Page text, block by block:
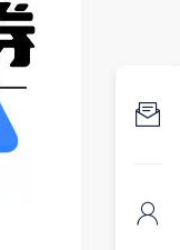

